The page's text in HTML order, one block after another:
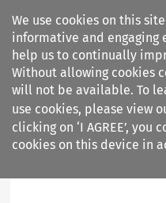
We use cookies on this
informative and engaging
help us to continually
Without allowing cookies
will not be available. To
use cookies, please view
clicking on ‘I AGREE’, you
cookies on this device in
Search
European Review of